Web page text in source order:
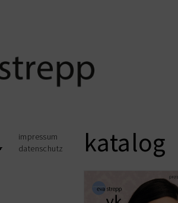
impressum
datenschutz
katalog